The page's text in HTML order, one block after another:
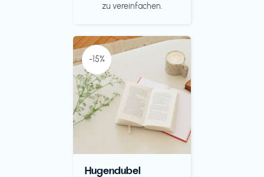
zu vereinfachen.
-15%
Hugendubel